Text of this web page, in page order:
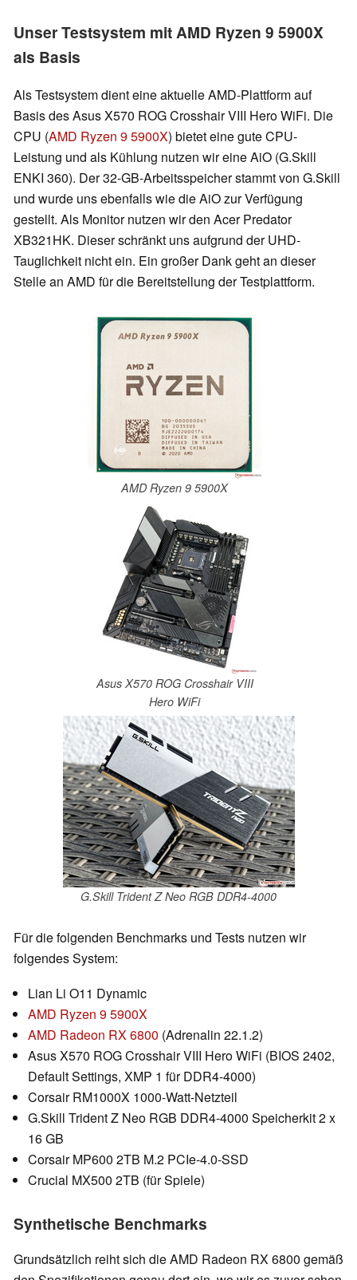
Unser Testsystem mit AMD Ryzen 9 5900X
als Basis
Als Testsystem dient eine aktuelle AMD-Plattform auf
Basis des Asus X570 ROG Crosshair VIII Hero WiFi. Die
CPU (AMD Ryzen 9 5900X) bietet eine gute CPU-
Leistung und als Kühlung nutzen wir eine AiO (G.Skill
ENKI 360). Der 32-GB-Arbeitsspeicher stammt von G.Skill
und wurde uns ebenfalls wie die AiO zur Verfügung
gestellt. Als Monitor nutzen wir den Acer Predator
XB321HK. Dieser schränkt uns aufgrund der UHD-
Tauglichkeit nicht ein. Ein großer Dank geht an dieser
Stelle an AMD für die Bereitstellung der Testplattform.
AMD Ryzen 9 5900X
Asus X570 ROG Crosshair VIII
Hero WiFi
G.Skill Trident Z Neo RGB DDR4-4000
Für die folgenden Benchmarks und Tests nutzen wir
folgendes System:
Lian Li O11 Dynamic
AMD Ryzen 9 5900X
AMD Radeon RX 6800 (Adrenalin 22.1.2)
Asus X570 ROG Crosshair VIII Hero WiFi (BIOS 2402,
Default Settings, XMP 1 für DDR4-4000)
Corsair RM1000X 1000-Watt-Netzteil
G.Skill Trident Z Neo RGB DDR4-4000 Speicherkit 2 x
16 GB
Corsair MP600 2TB M.2 PCIe-4.0-SSD
Crucial MX500 2TB (für Spiele)
Synthetische Benchmarks
Grundsätzlich reiht sich die AMD Radeon RX 6800 gemäß